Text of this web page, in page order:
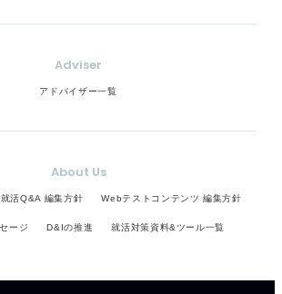
Adviser
アドバイザー一覧
About Us
就活Q&A 編集方針 Webテストコンテンツ 編集方針
ージ D&Iの推進 就活対策資料&ツール一覧